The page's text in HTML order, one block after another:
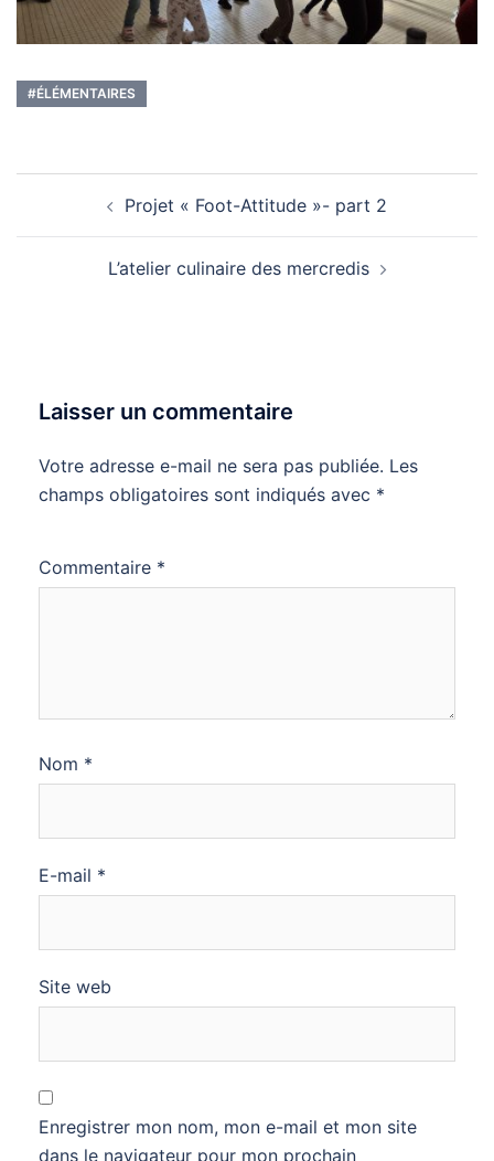
#ÉLÉMENTAIRES
d’article Projet « Foot-Attitude »- part 2
L’atelier culinaire des mercredis
Laisser un commentaire
Votre adresse e-mail ne sera pas publiée. Les
champs obligatoires sont indiqués avec *
Commentaire *
Nom *
E-mail *
Site web
Enregistrer mon nom, mon e-mail et mon site
dans le navigateur pour mon prochain